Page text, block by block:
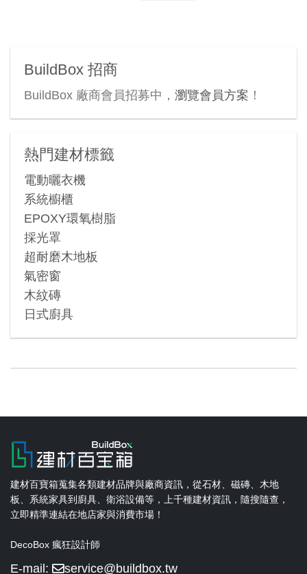
BuildBox 招商
BuildBox 廠商會員招募中， 瀏覽會員方案 ！
熱門建材標籤
電動曬衣機
系統櫥櫃
EPOXY環氧樹脂
採光罩
超耐磨木地板
氣密窗
木紋磚
日式廚具
建材百寶箱蒐集各類建材品牌與廠商資訊，從石材、磁磚、木地
板、系統家具到廚具、衛浴設備等，上千種建材資訊，隨搜隨查，
立即精準連結在地店家與消費市場！
DecoBox 瘋狂設計師
E-mail: service@buildbox.tw